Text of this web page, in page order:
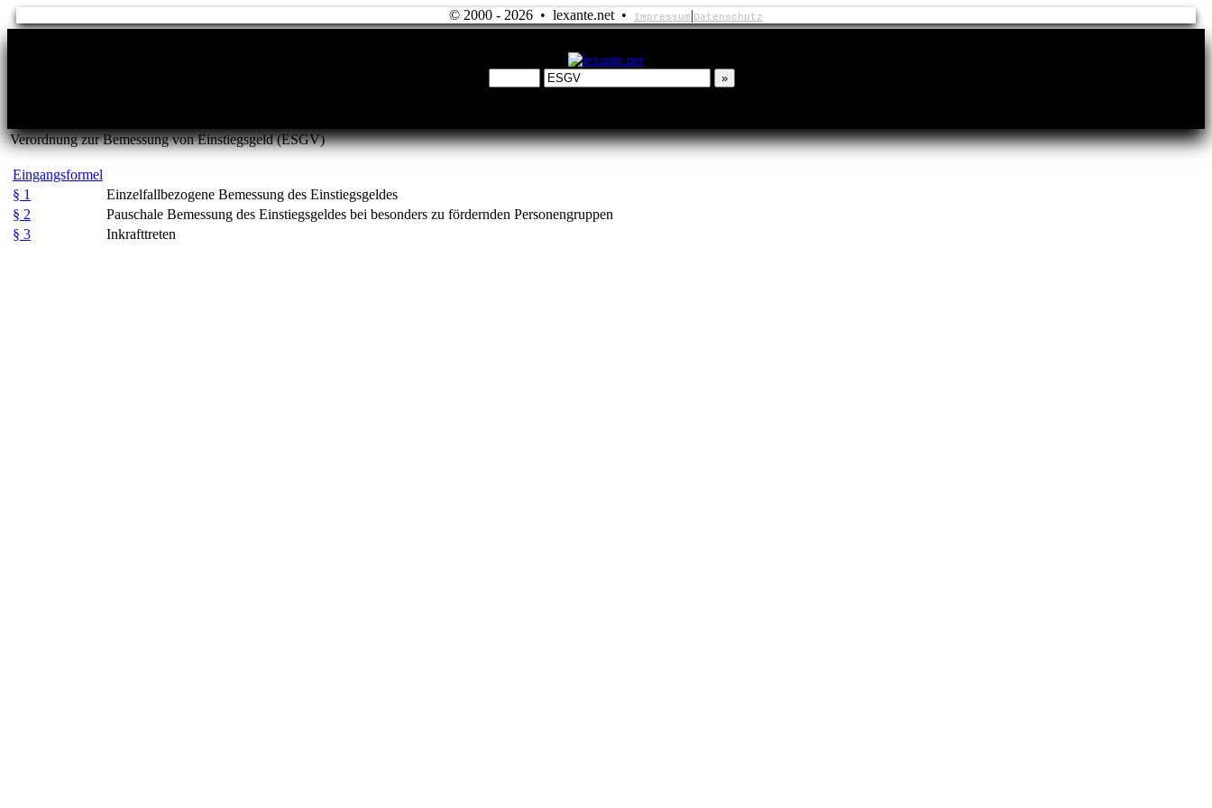
© 2000 - 2026 • lexante.net • Impressum|Datenschutz
Verordnung zur Bemessung von Einstiegsgeld (ESGV)
Eingangsformel
§ 1
Einzelfallbezogene Bemessung des Einstiegsgeldes
§ 2
Pauschale Bemessung des Einstiegsgeldes bei besonders zu fördernden Personengruppen
§ 3
Inkrafttreten